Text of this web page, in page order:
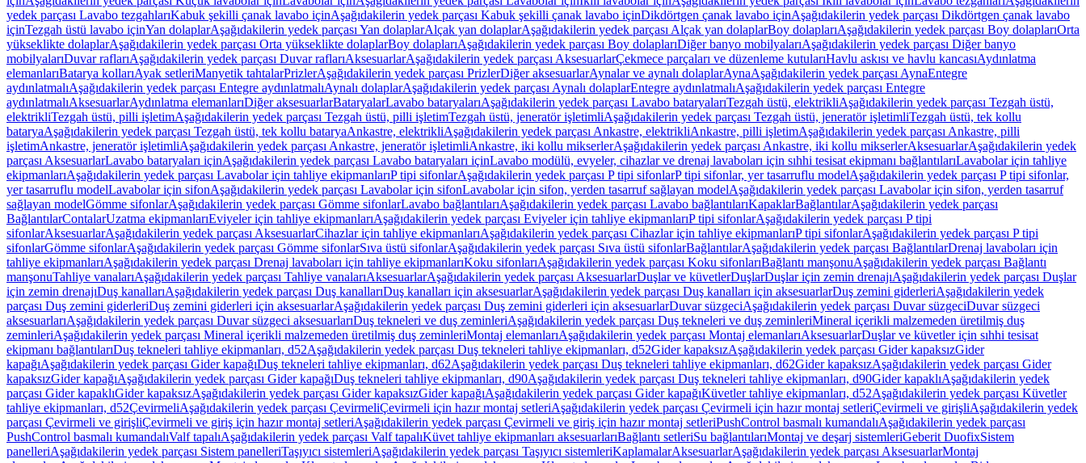
yedek parçası Lavabo tezgahlarıKabuk şekilli çanak lavabo içinAşağıdakilerin yedek parçası Kabuk şekilli çanak lavabo içinDikdörtgen çanak lavabo içinAşağıdakilerin yedek parçası Dikdörtgen çanak lavabo
içinTezgah üstü lavabo içinYan dolaplarAşağıdakilerin yedek parçası Yan dolaplarAlçak yan dolaplarAşağıdakilerin yedek parçası Alçak yan dolaplarBoy dolaplarıAşağıdakilerin yedek parçası Boy dolaplarıOrta
yükseklikte dolaplarAşağıdakilerin yedek parçası Orta yükseklikte dolaplarBoy dolaplarıAşağıdakilerin yedek parçası Boy dolaplarıDiğer banyo mobilyalarıAşağıdakilerin yedek parçası Diğer banyo
mobilyalarıDuvar raflarıAşağıdakilerin yedek parçası Duvar raflarıAksesuarlarAşağıdakilerin yedek parçası AksesuarlarÇekmece parçaları ve düzenleme kutularıHavlu askısı ve havlu kancasıAydınlatma
elemanlarıBatarya kollarıAyak setleriManyetik tahtalarPrizlerAşağıdakilerin yedek parçası PrizlerDiğer aksesuarlarAynalar ve aynalı dolaplarAynaAşağıdakilerin yedek parçası AynaEntegre
aydınlatmalıAşağıdakilerin yedek parçası Entegre aydınlatmalıAynalı dolaplarAşağıdakilerin yedek parçası Aynalı dolaplarEntegre aydınlatmalıAşağıdakilerin yedek parçası Entegre
aydınlatmalıAksesuarlarAydınlatma elemanlarıDiğer aksesuarlarBataryalarLavabo bataryalarıAşağıdakilerin yedek parçası Lavabo bataryalarıTezgah üstü, elektrikliAşağıdakilerin yedek parçası Tezgah üstü,
elektrikliTezgah üstü, pilli işletimAşağıdakilerin yedek parçası Tezgah üstü, pilli işletimTezgah üstü, jeneratör işletimliAşağıdakilerin yedek parçası Tezgah üstü, jeneratör işletimliTezgah üstü, tek kollu
bataryaAşağıdakilerin yedek parçası Tezgah üstü, tek kollu bataryaAnkastre, elektrikliAşağıdakilerin yedek parçası Ankastre, elektrikliAnkastre, pilli işletimAşağıdakilerin yedek parçası Ankastre, pilli
işletimAnkastre, jeneratör işletimliAşağıdakilerin yedek parçası Ankastre, jeneratör işletimliAnkastre, iki kollu mikserlerAşağıdakilerin yedek parçası Ankastre, iki kollu mikserlerAksesuarlarAşağıdakilerin yedek
parçası AksesuarlarLavabo bataryaları içinAşağıdakilerin yedek parçası Lavabo bataryaları içinLavabo modülü, evyeler, cihazlar ve drenaj lavaboları için sıhhi tesisat ekipmanı bağlantılarıLavabolar için tahliye
ekipmanlarıAşağıdakilerin yedek parçası Lavabolar için tahliye ekipmanlarıP tipi sifonlarAşağıdakilerin yedek parçası P tipi sifonlarP tipi sifonlar, yer tasarruflu modelAşağıdakilerin yedek parçası P tipi sifonlar,
yer tasarruflu modelLavabolar için sifonAşağıdakilerin yedek parçası Lavabolar için sifonLavabolar için sifon, yerden tasarruf sağlayan modelAşağıdakilerin yedek parçası Lavabolar için sifon, yerden tasarruf
sağlayan modelGömme sifonlarAşağıdakilerin yedek parçası Gömme sifonlarLavabo bağlantılarıAşağıdakilerin yedek parçası Lavabo bağlantılarıKapaklarBağlantılarAşağıdakilerin yedek parçası
BağlantılarContalarUzatma ekipmanlarıEviyeler için tahliye ekipmanlarıAşağıdakilerin yedek parçası Eviyeler için tahliye ekipmanlarıP tipi sifonlarAşağıdakilerin yedek parçası P tipi
sifonlarAksesuarlarAşağıdakilerin yedek parçası AksesuarlarCihazlar için tahliye ekipmanlarıAşağıdakilerin yedek parçası Cihazlar için tahliye ekipmanlarıP tipi sifonlarAşağıdakilerin yedek parçası P tipi
sifonlarGömme sifonlarAşağıdakilerin yedek parçası Gömme sifonlarSıva üstü sifonlarAşağıdakilerin yedek parçası Sıva üstü sifonlarBağlantılarAşağıdakilerin yedek parçası BağlantılarDrenaj lavaboları için
tahliye ekipmanlarıAşağıdakilerin yedek parçası Drenaj lavaboları için tahliye ekipmanlarıKoku sifonlarıAşağıdakilerin yedek parçası Koku sifonlarıBağlantı manşonuAşağıdakilerin yedek parçası Bağlantı
manşonuTahliye vanalarıAşağıdakilerin yedek parçası Tahliye vanalarıAksesuarlarAşağıdakilerin yedek parçası AksesuarlarDuşlar ve küvetlerDuşlarDuşlar için zemin drenajıAşağıdakilerin yedek parçası Duşlar
için zemin drenajıDuş kanallarıAşağıdakilerin yedek parçası Duş kanallarıDuş kanalları için aksesuarlarAşağıdakilerin yedek parçası Duş kanalları için aksesuarlarDuş zemini giderleriAşağıdakilerin yedek
parçası Duş zemini giderleriDuş zemini giderleri için aksesuarlarAşağıdakilerin yedek parçası Duş zemini giderleri için aksesuarlarDuvar süzgeciAşağıdakilerin yedek parçası Duvar süzgeciDuvar süzgeci
aksesuarlarıAşağıdakilerin yedek parçası Duvar süzgeci aksesuarlarıDuş tekneleri ve duş zeminleriAşağıdakilerin yedek parçası Duş tekneleri ve duş zeminleriMineral içerikli malzemeden üretilmiş duş
zeminleriAşağıdakilerin yedek parçası Mineral içerikli malzemeden üretilmiş duş zeminleriMontaj elemanlarıAşağıdakilerin yedek parçası Montaj elemanlarıAksesuarlarDuşlar ve küvetler için sıhhi tesisat
ekipmanı bağlantılarıDuş tekneleri tahliye ekipmanları, d52Aşağıdakilerin yedek parçası Duş tekneleri tahliye ekipmanları, d52Gider kapaksızAşağıdakilerin yedek parçası Gider kapaksızGider
kapağıAşağıdakilerin yedek parçası Gider kapağıDuş tekneleri tahliye ekipmanları, d62Aşağıdakilerin yedek parçası Duş tekneleri tahliye ekipmanları, d62Gider kapaksızAşağıdakilerin yedek parçası Gider
kapaksızGider kapağıAşağıdakilerin yedek parçası Gider kapağıDuş tekneleri tahliye ekipmanları, d90Aşağıdakilerin yedek parçası Duş tekneleri tahliye ekipmanları, d90Gider kapaklıAşağıdakilerin yedek
parçası Gider kapaklıGider kapaksızAşağıdakilerin yedek parçası Gider kapaksızGider kapağıAşağıdakilerin yedek parçası Gider kapağıKüvetler tahliye ekipmanları, d52Aşağıdakilerin yedek parçası Küvetler
tahliye ekipmanları, d52ÇevirmeliAşağıdakilerin yedek parçası ÇevirmeliÇevirmeli için hazır montaj setleriAşağıdakilerin yedek parçası Çevirmeli için hazır montaj setleriÇevirmeli ve girişliAşağıdakilerin yedek
parçası Çevirmeli ve girişliÇevirmeli ve giriş için hazır montaj setleriAşağıdakilerin yedek parçası Çevirmeli ve giriş için hazır montaj setleriPushControl basmalı kumandalıAşağıdakilerin yedek parçası
PushControl basmalı kumandalıValf tapalıAşağıdakilerin yedek parçası Valf tapalıKüvet tahliye ekipmanları aksesuarlarıBağlantı setleriSu bağlantılarıMontaj ve deşarj sistemleriGeberit DuofixSistem
panelleriAşağıdakilerin yedek parçası Sistem panelleriTaşıyıcı sistemleriAşağıdakilerin yedek parçası Taşıyıcı sistemleriKaplamalarAksesuarlarAşağıdakilerin yedek parçası AksesuarlarMontaj